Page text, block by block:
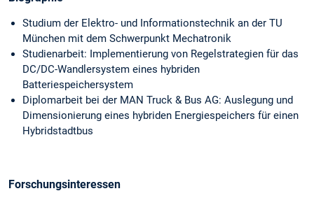
Studium der Elektro- und Informationstechnik an der TU
München mit dem Schwerpunkt Mechatronik
Studienarbeit: Implementierung von Regelstrategien für das
DC/DC-Wandlersystem eines hybriden
Batteriespeichersystem
Diplomarbeit bei der MAN Truck & Bus AG: Auslegung und
Dimensionierung eines hybriden Energiespeichers für einen
Hybridstadtbus
Forschungsinteressen